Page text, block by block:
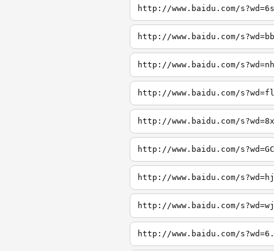
http://www.baidu.com/
http://www.baidu.com/
http://www.baidu.com/
http://www.baidu.com/
http://www.baidu.com/
http://www.baidu.com/
http://www.baidu.com/
http://www.baidu.com/
http://www.baidu.com/